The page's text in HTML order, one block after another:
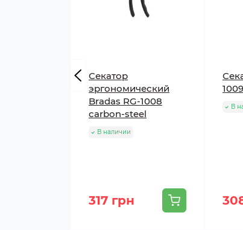
Секатор
эргономический
Bradas RG-1008
сarbon-steel
В наличии
317 грн
В